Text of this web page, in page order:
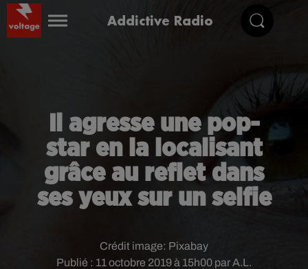
Addictive Radio
Il agresse une pop-
star en la localisant
grâce au reflet dans
ses yeux sur un selfie
Publié : 11 octobre 2019 à 15h00 par A.L.
Crédit image: Pixabay